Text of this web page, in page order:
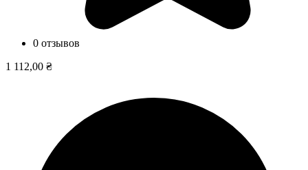
0 отзывов
1 112,00 ₴